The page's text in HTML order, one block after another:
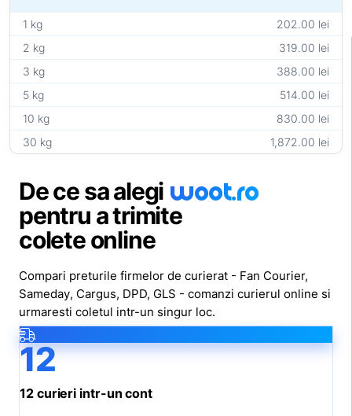
1 kg
202.00 lei
2 kg
319.00 lei
3 kg
388.00 lei
5 kg
514.00 lei
10 kg
830.00 lei
30 kg
1,872.00 lei
De ce sa alegi woot.ro
pentru a trimite
colete online
Compari preturile firmelor de curierat - Fan Courier,
Sameday, Cargus, DPD, GLS - comanzi curierul online si
urmaresti coletul intr-un singur loc.
12
12 curieri intr-un cont